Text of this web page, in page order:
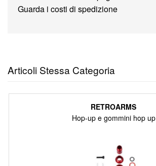
Guarda i costi di spedizione
Articoli Stessa Categoria
RETROARMS
Hop-up e gommini hop up